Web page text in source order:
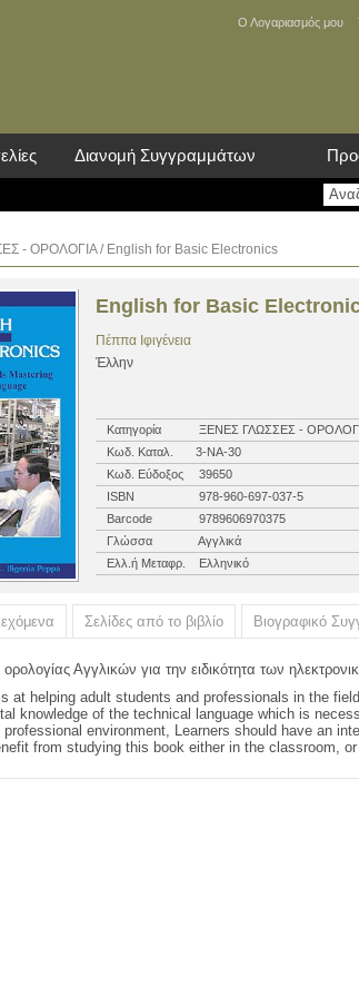
Ο Λογαριασμός μου
Διανομή Συγγραμμάτων
- ΟΡΟΛΟΓΙΑ/ English for Basic Electronics
English for Basic
Πέππα Ιφιγένεια
Έλλην
Κατηγορία ΞΕΝΕΣ ΓΛΩΣΣΕΣ -
Κωδ. Καταλ.
3-ΝΑ-30
Κωδ. Εύδοξος
39650
ISBN
978-960-697-037-5
Barcode
9789606970375
Γλώσσα
Αγγλικά
Ελλ.ή Μεταφρ.
Ελληνικό
Σελίδες από το βιβλίο Βιογραφικό
Αγγλικών για την ειδικότητα των
at helping adult students and professionals in the
knowledge of the technical language which is
environment, Learners should have an
from studying this book either in the classroom,